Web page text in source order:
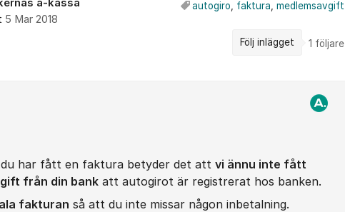
a-kassa
5 Mar 2018
autogiro faktura medlemsavgift
Följ inlägget 1 följare
du har fått en faktura betyder det att vi ännu inte fått
från din bank att autogirot är registrerat hos banken.
fakturan så att du inte missar någon inbetalning.